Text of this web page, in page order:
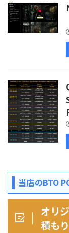
当店のBTO
オリ
積も